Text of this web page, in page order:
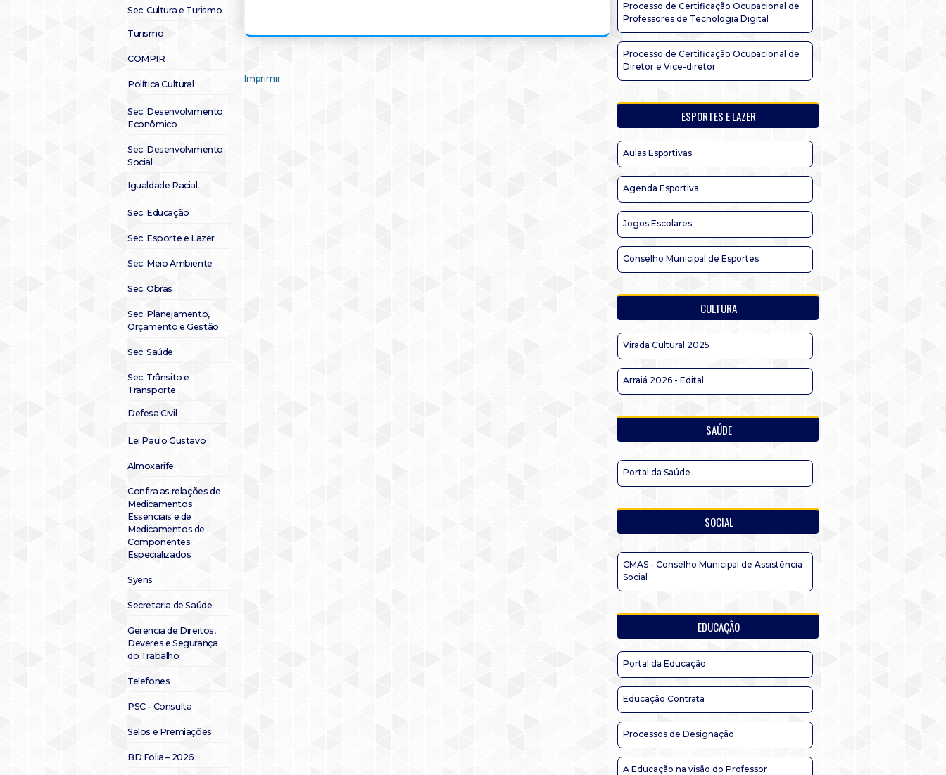
Sec. Cultura e Turismo
Turismo
COMPIR
Política Cultural
Sec. Desenvolvimento
Econômico
Sec. Desenvolvimento
Social
Igualdade Racial
Sec. Educação
Sec. Esporte e Lazer
Sec. Meio Ambiente
Sec. Obras
Sec. Planejamento,
Orçamento e Gestão
Sec. Saúde
Sec. Trânsito e
Transporte
Defesa Civil
Lei Paulo Gustavo
Almoxarife
Confira as relações de
Medicamentos
Essenciais e de
Medicamentos de
Componentes
Especializados
Syens
Secretaria de Saúde
Gerencia de Direitos,
Deveres e Segurança
do Trabalho
Telefones
PSC – Consulta
Selos e Premiações
BD Folia – 2026
Imprimir
Processo de Certificação Ocupacional de
Professores de Tecnologia Digital
Processo de Certificação Ocupacional de
Diretor e Vice-diretor
ESPORTES E LAZER
Aulas Esportivas
Agenda Esportiva
Jogos Escolares
Conselho Municipal de Esportes
CULTURA
Virada Cultural 2025
Arraiá 2026 - Edital
SAÚDE
Portal da Saúde
SOCIAL
CMAS - Conselho Municipal de Assistência
Social
EDUCAÇÃO
Portal da Educação
Educação Contrata
Processos de Designação
A Educação na visão do Professor